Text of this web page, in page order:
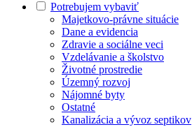
Potrebujem vybaviť
Majetkovo-právne situácie
Dane a evidencia
Zdravie a sociálne veci
Vzdelávanie a školstvo
Životné prostredie
Územný rozvoj
Nájomné byty
Ostatné
Kanalizácia a vývoz septikov